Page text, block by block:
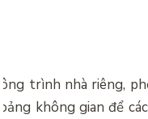
trình nhà riêng,
không gian để